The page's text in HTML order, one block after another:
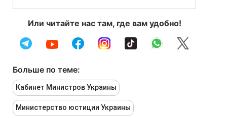
Или читайте нас там, где вам удобно!
Больше по теме:
Кабинет Министров Украины
Министерство юстиции Украины